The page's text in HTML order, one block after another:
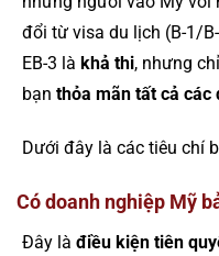
đổi từ visa du lịch (B-1/
EB-3 là khả thi, nhưng
bạn thỏa mãn tất cả
Dưới đây là các tiêu chí
Có doanh nghiệp Mỹ
Đây là điều kiện tiên